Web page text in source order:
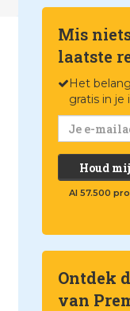
Mis
laatste
Het
gratis in je
Houd
Al 57.500
Ontdek
van